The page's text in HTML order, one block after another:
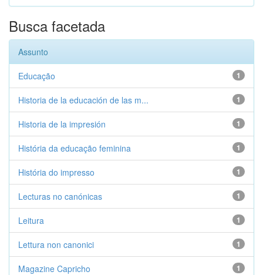
Busca facetada
Assunto
1
Educação
1
Historia de la educación de las m...
1
Historia de la impresión
1
História da educação feminina
1
História do impresso
1
Lecturas no canónicas
1
Leitura
1
Lettura non canonici
1
Magazine Capricho